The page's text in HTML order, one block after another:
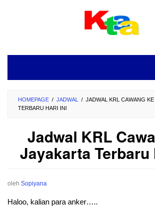
HOMEPAGE / JADWAL / JADWAL KRL CAWANG KE
TERBARU HARI INI
Jadwal KRL
Jayakarta Terbaru
oleh Sopiyana
Haloo, kalian para anker…..